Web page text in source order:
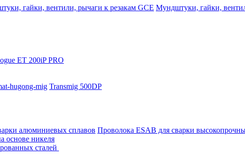
гайки, вентили, рычаги к резакам GCE Мундштуки, гайки,
ET 200iP PRO
hugong-mig Transmig 500DP
алюминиевых сплавов Проволока ESAB для сварки
основе никеля
сталей